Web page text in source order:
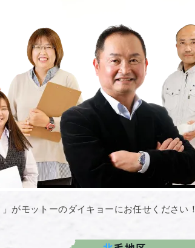
がモットーのダイキョーにお任せください！